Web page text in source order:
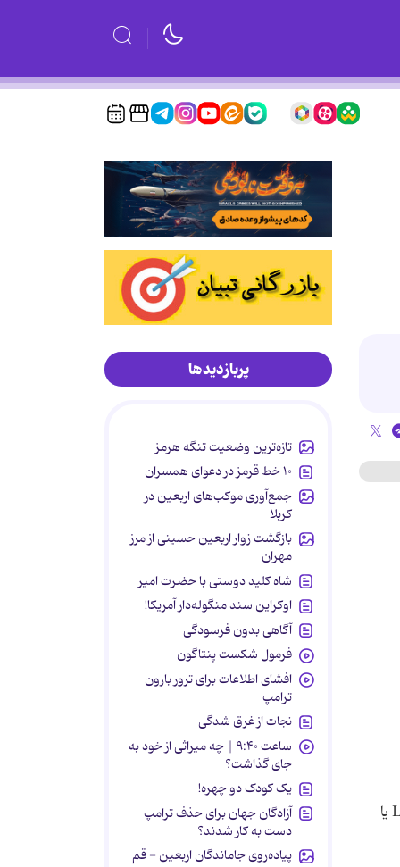
متخصصان می گویند کاهش میزان هورمون استروژن در دوران یائسگی خانم ها، می تواند باعث افزایش سطح کلسترول LDL یا
پربازدیدها
تازه‌ترین وضعیت تنگه هرمز
۱۰ خط قرمز در دعوای همسران
جمع‌آوری موکب‌های اربعین در
کربلا
بازگشت زوار اربعین حسینی از مرز
مهران
شاه کلید دوستی با حضرت امیر
اوکراین سند منگوله‌دار آمریکا!
آگاهی بدون فرسودگی
فرمول شکست پنتاگون
افشای اطلاعات برای ترور بارون
ترامپ
نجات از غرق شدگی
ساعت ۹:۴۰ | چه میراثی از خود به
جای گذاشت؟
یک کودک دو چهره!
آزادگان جهان برای حذف ترامپ
دست به کار شدند؟
پیاده‌روی جاماندگان اربعین - قم